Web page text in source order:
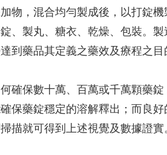
物，混合均勻製成後，以打錠
、製丸、糖衣、乾燥、包裝。
到藥品其定義之藥效及療程之目
確保數十萬、百萬或千萬顆藥
保藥錠穩定的溶解釋出；而良
描就可得到上述視覺及數據證實。